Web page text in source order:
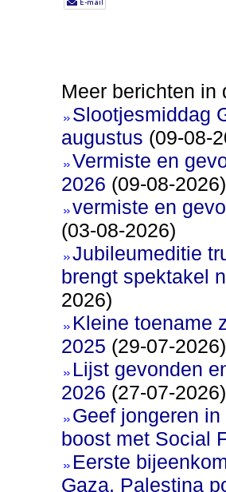
Meer berichten in
Slootjesmiddag
augustus (09-08-
Vermiste en
2026 (09-08-2026)
vermiste en
(03-08-2026)
Jubileumeditie
brengt spektakel
2026)
Kleine toename
2025 (29-07-2026)
Lijst gevonden
2026 (27-07-2026)
Geef jongeren
boost met Social
Eerste
Gaza, Palestina